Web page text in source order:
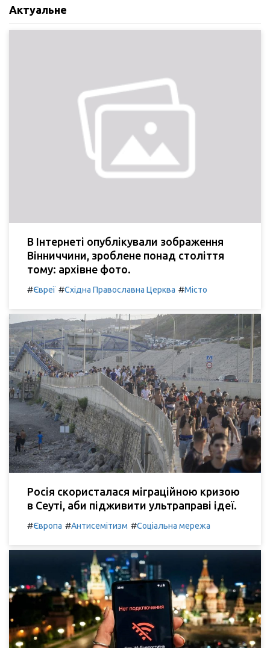
Актуальне
В Інтернеті опублікували зображення
Вінниччини, зроблене понад століття
тому: архівне фото.
#Євреї #Східна Православна Церква #Місто
Росія скористалася міграційною кризою
в Сеуті, аби підживити ультраправі ідеї.
#Європа #Антисемітизм #Соціальна мережа